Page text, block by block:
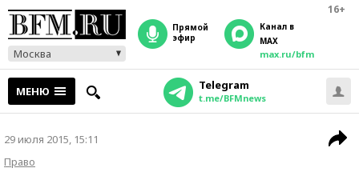
16+
Москва
прямой
эфир
Канал в
MAX
max.ru/bfm
МЕНЮ Telegram
t.me/BFMnews
29 июля 2015, 15:11
Право